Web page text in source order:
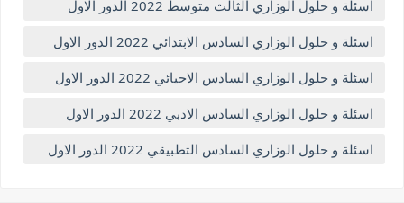
اسئلة و حلول الوزاري الثالث متوسط 2022 الدور الاول
اسئلة و حلول الوزاري السادس الابتدائي 2022 الدور الاول
اسئلة و حلول الوزاري السادس الاحيائي 2022 الدور الاول
اسئلة و حلول الوزاري السادس الادبي 2022 الدور الاول
اسئلة و حلول الوزاري السادس التطبيقي 2022 الدور الاول